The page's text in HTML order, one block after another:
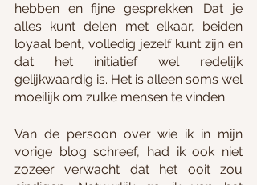
hebben en fijne gesprekken. Dat je
alles kunt delen met elkaar, beiden
loyaal bent, volledig jezelf kunt zijn en
dat het initiatief wel redelijk
gelijkwaardig is. Het is alleen soms wel
moeilijk om zulke mensen te vinden.
Van de persoon over wie ik in mijn
vorige blog schreef, had ik ook niet
zozeer verwacht dat het ooit zou